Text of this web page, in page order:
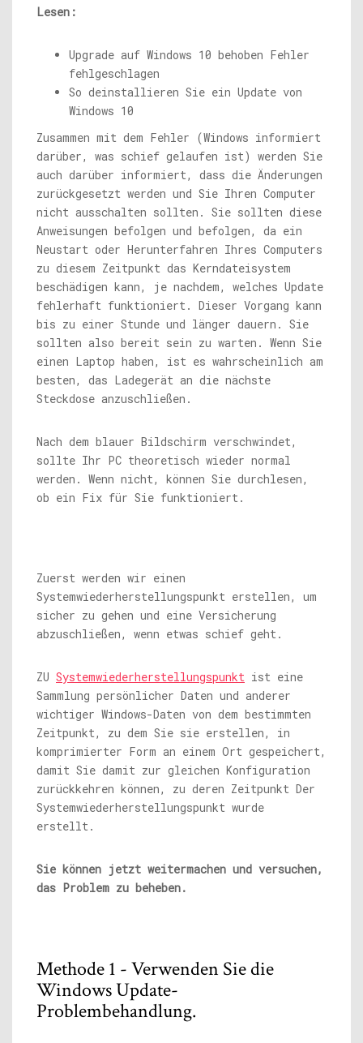
Lesen:
Upgrade auf Windows 10 behoben Fehler
fehlgeschlagen
So deinstallieren Sie ein Update von
Windows 10
Zusammen mit dem Fehler (Windows informiert
darüber, was schief gelaufen ist) werden Sie
auch darüber informiert, dass die Änderungen
zurückgesetzt werden und Sie Ihren Computer
nicht ausschalten sollten. Sie sollten diese
Anweisungen befolgen und befolgen, da ein
Neustart oder Herunterfahren Ihres Computers
zu diesem Zeitpunkt das Kerndateisystem
beschädigen kann, je nachdem, welches Update
fehlerhaft funktioniert. Dieser Vorgang kann
bis zu einer Stunde und länger dauern. Sie
sollten also bereit sein zu warten. Wenn Sie
einen Laptop haben, ist es wahrscheinlich am
besten, das Ladegerät an die nächste
Steckdose anzuschließen.
Nach dem blauer Bildschirm verschwindet,
sollte Ihr PC theoretisch wieder normal
werden. Wenn nicht, können Sie durchlesen,
ob ein Fix für Sie funktioniert.
Zuerst werden wir einen
Systemwiederherstellungspunkt erstellen, um
sicher zu gehen und eine Versicherung
abzuschließen, wenn etwas schief geht.
ZU Systemwiederherstellungspunkt ist eine
Sammlung persönlicher Daten und anderer
wichtiger Windows-Daten von dem bestimmten
Zeitpunkt, zu dem Sie sie erstellen, in
komprimierter Form an einem Ort gespeichert,
damit Sie damit zur gleichen Konfiguration
zurückkehren können, zu deren Zeitpunkt Der
Systemwiederherstellungspunkt wurde
erstellt.
Sie können jetzt weitermachen und versuchen,
das Problem zu beheben.
Methode 1 - Verwenden Sie die
Windows Update-
Problembehandlung.